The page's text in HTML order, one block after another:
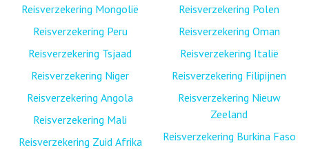
Reisverzekering Mongolië
Reisverzekering Peru
Reisverzekering Tsjaad
Reisverzekering Niger
Reisverzekering Angola
Reisverzekering Mali
Reisverzekering Zuid Afrika
Reisverzekering Polen
Reisverzekering Oman
Reisverzekering Italië
Reisverzekering Filipijnen
Reisverzekering Nieuw
Zeeland
Reisverzekering Burkina Faso